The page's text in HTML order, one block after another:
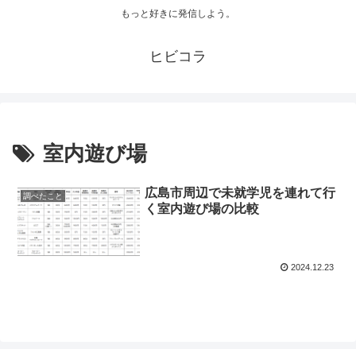
もっと好きに発信しよう。
ヒビコラ
室内遊び場
調べたこと
広島市周辺で未就学児を連れて行
く室内遊び場の比較
2024.12.23